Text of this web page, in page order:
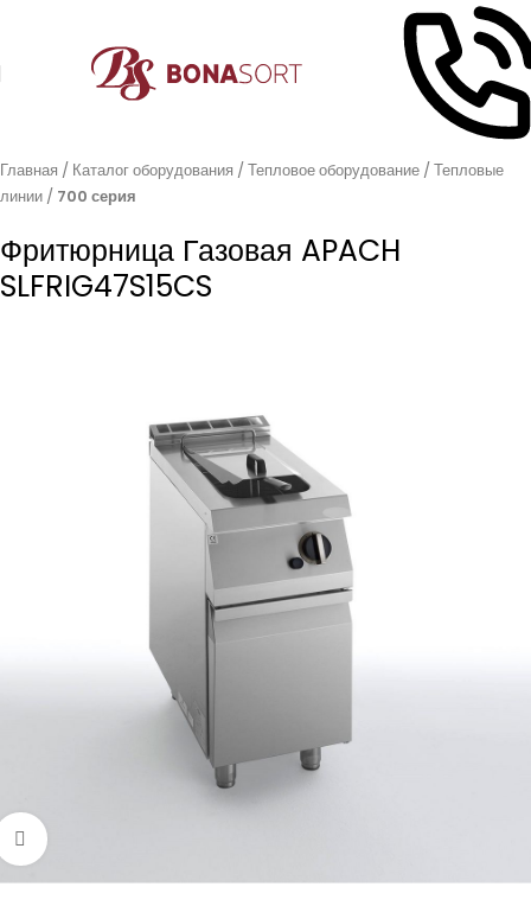
Главная Каталог оборудования Тепловое оборудование
Тепловые
линии
700 серия
Фритюрница Газовая APACH
SLFRIG47S15CS
Увеличить